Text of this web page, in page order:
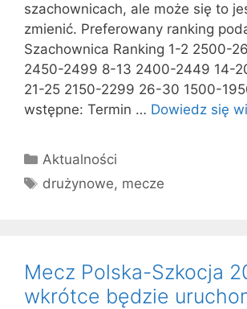
szachownicach, ale może się to
zmienić. Preferowany ranking
Szachownica Ranking 1-2 2500-
2450-2499 8-13 2400-2449 14-
21-25 2150-2299 26-30 1500-
wstępne: Termin … Dowiedz się
Kategorie
Aktualności
Tagi
drużynowe, mecze
Mecz Polska-Szkocja
wkrótce będzie